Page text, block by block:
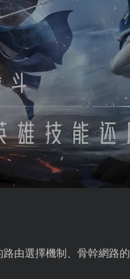
由選擇機制、骨幹網路的